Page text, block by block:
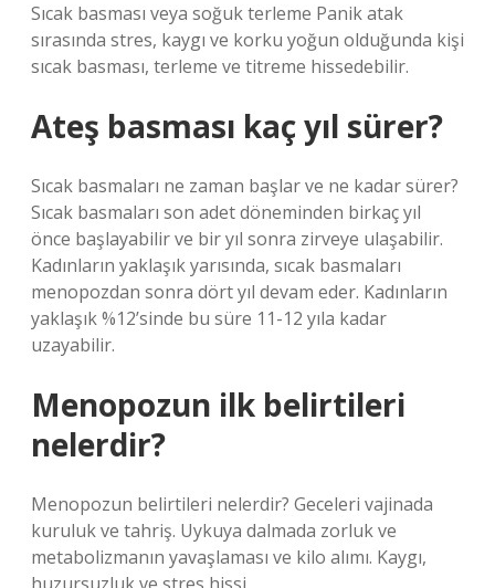
Sıcak basması veya soğuk terleme Panik atak
sırasında stres, kaygı ve korku yoğun olduğunda kişi
sıcak basması, terleme ve titreme hissedebilir.
Ateş basması kaç yıl sürer?
Sıcak basmaları ne zaman başlar ve ne kadar sürer?
Sıcak basmaları son adet döneminden birkaç yıl
önce başlayabilir ve bir yıl sonra zirveye ulaşabilir.
Kadınların yaklaşık yarısında, sıcak basmaları
menopozdan sonra dört yıl devam eder. Kadınların
yaklaşık %12’sinde bu süre 11-12 yıla kadar
uzayabilir.
Menopozun ilk belirtileri
nelerdir?
Menopozun belirtileri nelerdir? Geceleri vajinada
kuruluk ve tahriş. Uykuya dalmada zorluk ve
metabolizmanın yavaşlaması ve kilo alımı. Kaygı,